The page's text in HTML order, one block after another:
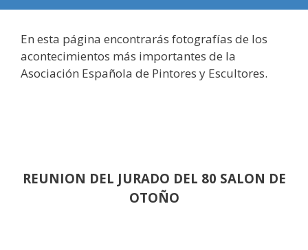
En esta página encontrarás fotografías de los
acontecimientos más importantes de la
Asociación Española de Pintores y Escultores.
REUNION DEL JURADO DEL 80 SALON DE
OTOÑO